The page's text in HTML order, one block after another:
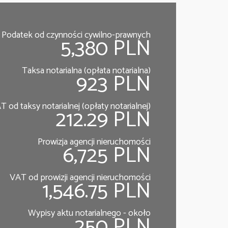
Podatek od czynności cywilno-prawnych
5,380 PLN
Taksa notarialna (opłata notarialna)
923 PLN
od taksy notarialnej (opłaty notarialnej)
212.29 PLN
Prowizja agencji nieruchomości
6,725 PLN
VAT od prowizji agencji nieruchomości
1,546.75 PLN
Wypisy aktu notarialnego - około